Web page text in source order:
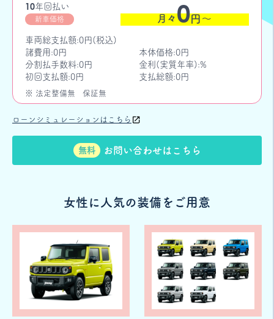
10年回払い
新車価格 月々0円〜
車両総支払額:0円(税込)
諸費用:0円
本体価格:0円
分割払手数料:0円
金利(実質年率):%
初回支払額:0円
支払総額:0円
※ 法定整備無保証無
ローンシミュレーションはこちら
無料 お問い合わせはこちら
女性に人気の装備をご用意